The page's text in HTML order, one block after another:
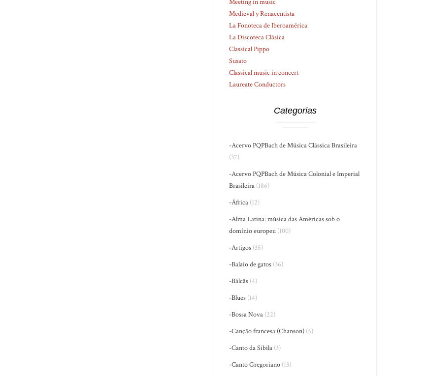
Meeting in music
Medieval y Renacentista
La Fonoteca de Iberoamérica
La Discoteca Clásica
Classical Pippo
Susato
Classical music in concert
Laureate Conductors
Categorias
-Acervo PQPBach de Música Clássica Brasileira
(37)
-Acervo PQPBach de Música Colonial e Imperial
Brasileira (186)
-África (12)
-Alma Latina: música das Américas sob o
domínio europeu (100)
-Artigos (35)
-Balaio de gatos (36)
-Bálcãs (4)
-Blues (14)
-Bossa Nova (22)
-Canção francesa (Chanson) (5)
-Canto da Sibila (3)
-Canto Gregoriano (13)